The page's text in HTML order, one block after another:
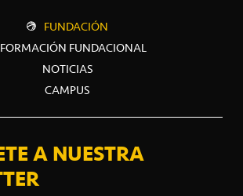
FUNDACIÓN
FUNDACIONAL
NOTICIAS
CAMPUS
A NUESTRA